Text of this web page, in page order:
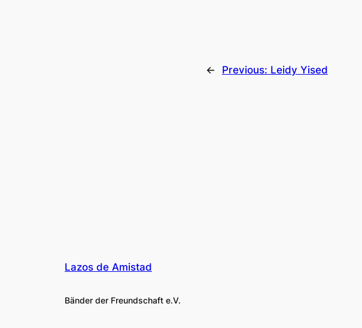
← Previous: Leidy Yised
Lazos de Amistad
Bänder der Freundschaft e.V.